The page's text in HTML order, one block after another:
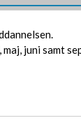
juni samt